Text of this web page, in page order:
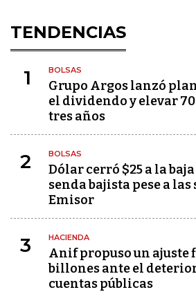
TENDENCIAS
1 BOLSAS
Grupo Argos lanzó
el dividendo y elevar
tres años
2 BOLSAS
Dólar cerró $25 a la
senda bajista pese a las
Emisor
3 HACIENDA
Anif propuso un ajuste
billones ante el
cuentas públicas